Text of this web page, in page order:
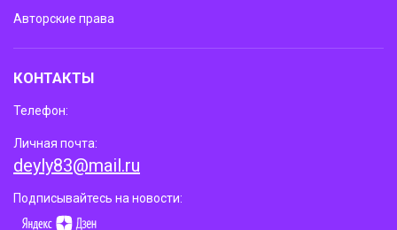
Авторские права
КОНТАКТЫ
Телефон:
Личная почта:
deyly83@mail.ru
Подписывайтесь на новости: